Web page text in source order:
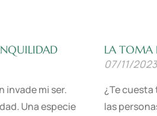
invade mi ser.
Una especie
LA TOMA
07/11/2023
¿Te cuesta
las